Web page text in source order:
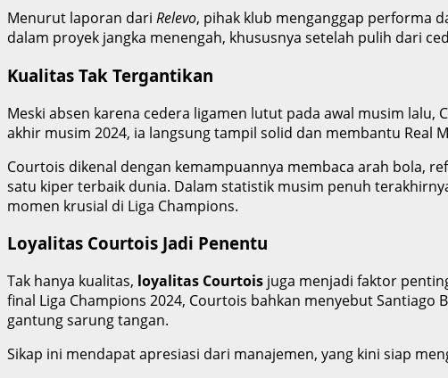
Menurut laporan dari Relevo, pihak klub menganggap performa
dalam proyek jangka menengah, khususnya setelah pulih dari
Kualitas Tak Tergantikan
Meski absen karena cedera ligamen lutut pada awal musim
akhir musim 2024, ia langsung tampil solid dan membantu Real
Courtois dikenal dengan kemampuannya membaca arah bola,
satu kiper terbaik dunia. Dalam statistik musim penuh
momen krusial di Liga Champions.
Loyalitas Courtois Jadi Penentu
Tak hanya kualitas, loyalitas Courtois juga menjadi faktor
final Liga Champions 2024, Courtois bahkan menyebut Santiago
gantung sarung tangan.
Sikap ini mendapat apresiasi dari manajemen, yang kini siap